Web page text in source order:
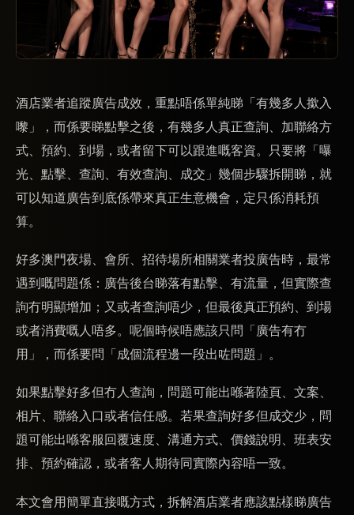
酒店業者追蹤廣告成效，重點唔係單純睇「有幾多人撳入
嚟」，而係要睇點擊之後，有幾多人真正查詢、加聯絡方
式、預約、到場，或者留下可以跟進嘅客資。只要將「曝
光、點擊、查詢、有效查詢、成交」幾個步驟拆開睇，就
可以知道廣告到底係帶來真正生意機會，定只係消耗預
算。
好多澳門夜場、會所、招待場所相關業者投廣告時，最常
遇到嘅問題係：廣告後台睇落有點擊、有流量，但實際查
詢冇明顯增加；又或者查詢唔少，但最後真正預約、到場
或者消費嘅人唔多。呢個時候唔應該只問「廣告有冇
用」，而係要問「成個流程邊一段出咗問題」。
如果點擊好多但冇人查詢，問題可能出喺著陸頁、文案、
相片、聯絡入口或者信任感。若果查詢好多但成交少，問
題可能出喺客服回覆速度、溝通方式、價錢說明、班表安
排、預約確認，或者客人期待同實際內容唔一致。
本文會用簡單直接嘅方式，拆解酒店業者應該點樣睇廣告